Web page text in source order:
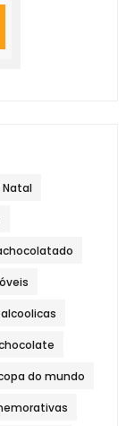
Natal
do mundo